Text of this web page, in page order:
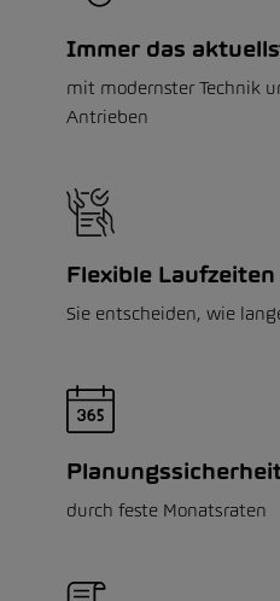
Immer das
mit modernster Technik
Antrieben
Flexible Laufzeiten
Sie entscheiden, wie
durch feste Monatsraten